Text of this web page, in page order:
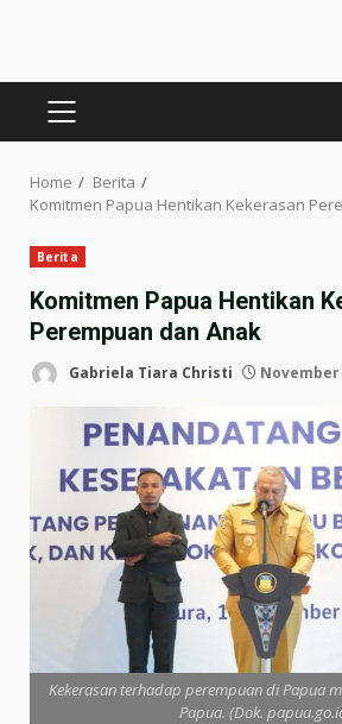
PRIMARY
Home
Berita
Komitmen Papua Hentikan Kekerasan
Berita
Komitmen Papua Hentikan
Perempuan dan Anak
Gabriela Tiara Christi November
Kekerasan terhadap perempuan di Papua
Papua. (Dok.